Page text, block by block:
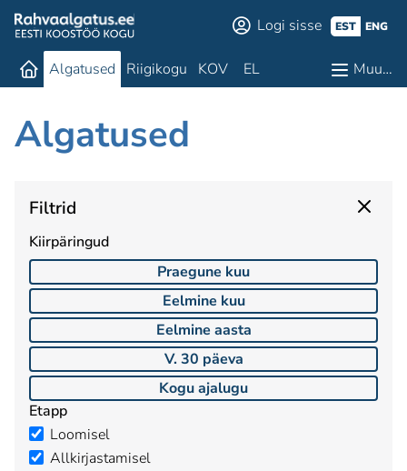
Logi sisse EST ENG
Algatused Riigikogu KOV EL Muu…
Algatused
Filtrid
Kiirpäringud
Praegune kuu
Eelmine kuu
Eelmine aasta
V. 30 päeva
Kogu ajalugu
Etapp
Loomisel
Allkirjastamisel